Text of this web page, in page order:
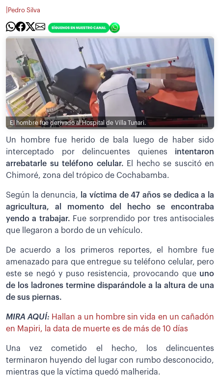
Pedro Silva
El hombre fue derivado al Hospital de Villa Tunari.
Un hombre fue herido de bala luego de haber sido
interceptado por delincuentes quienes intentaron
arrebatarle su teléfono celular. El hecho se suscitó en
Chimoré, zona del trópico de Cochabamba.
Según la denuncia,
la víctima de 47 años se dedica a la
agricultura, al momento del hecho se encontraba
yendo a trabajar. Fue sorprendido por tres antisociales
que llegaron a bordo de un vehículo.
De acuerdo a los primeros reportes, el hombre fue
amenazado para que entregue su teléfono celular, pero
este se negó y puso resistencia, provocando que uno
de los ladrones termine disparándole a la altura de una
de sus piernas.
MIRA AQUÍ: Hallan a un hombre sin vida en un cañadón
en Mapiri, la data de muerte es de más de 10 días
Una vez cometido el hecho, los delincuentes
terminaron huyendo del lugar con rumbo desconocido,
mientras que la víctima quedó malherida.